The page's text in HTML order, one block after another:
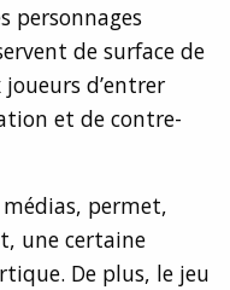
personnages
de surface de
d’entrer
et de contre-
médias, permet,
une certaine
De plus, le jeu